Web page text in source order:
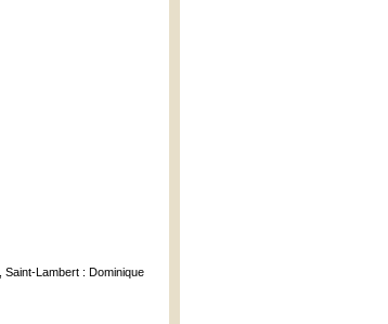
, Saint-Lambert : Dominique